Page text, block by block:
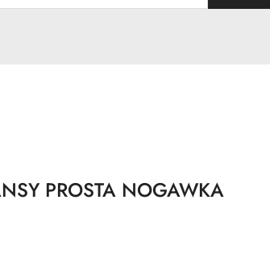
PROSTA NOGAWKA